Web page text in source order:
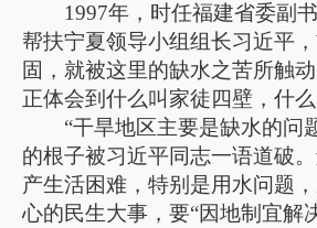
1997年，时任福建省委副
帮扶宁夏领导小组组长习近平
固，就被这里的缺水之苦所触
正体会到什么叫家徒四壁，什么
“干旱地区主要是缺水的问
的根子被习近平同志一语道破
产生活困难，特别是用水问题
心的民生大事，要“因地制宜解